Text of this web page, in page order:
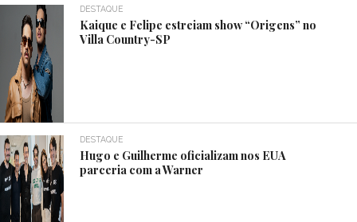
DESTAQUE
Kaique e Felipe estreiam show “Origens” no
Villa Country-SP
DESTAQUE
Hugo e Guilherme oficializam nos EUA
parceria com a Warner